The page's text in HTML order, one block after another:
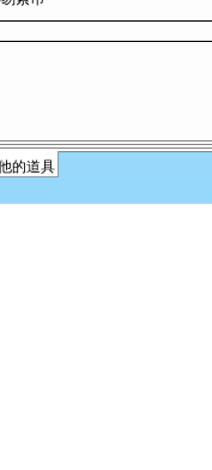
的道具